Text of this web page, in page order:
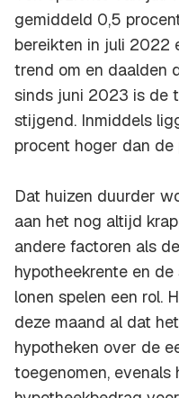
gemiddeld 0,5
bereikten in juli 2022
trend om en daalden
sinds juni 2023 is de
stijgend. Inmiddels
procent hoger dan
Dat huizen duurder
aan het nog altijd
andere factoren als
hypotheekrente en
lonen spelen een rol.
deze maand al dat
hypotheken over de
toegenomen, evenals